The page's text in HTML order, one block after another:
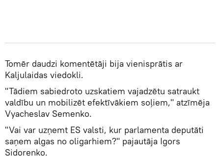
Tomēr daudzi komentētāji bija vienisprātis ar
Kaljulaidas viedokli.
"Tādiem sabiedroto uzskatiem vajadzētu satraukt
valdību un mobilizēt efektīvākiem soļiem," atzīmēja
Vyacheslav Semenko.
"Vai var uzņemt ES valsti, kur parlamenta deputāti
saņem algas no oligarhiem?" pajautāja Igors
Sidorenko.